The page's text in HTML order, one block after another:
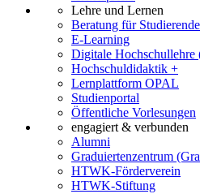
Lehre und Lernen
Beratung für Studierende
E-Learning
Digitale
Hochschuldidaktik +
Lernplattform OPAL
Studienportal
Öffentliche Vorlesungen
engagiert & verbunden
Alumni
Graduiertenzentrum
HTWK-Förderverein
HTWK-Stiftung